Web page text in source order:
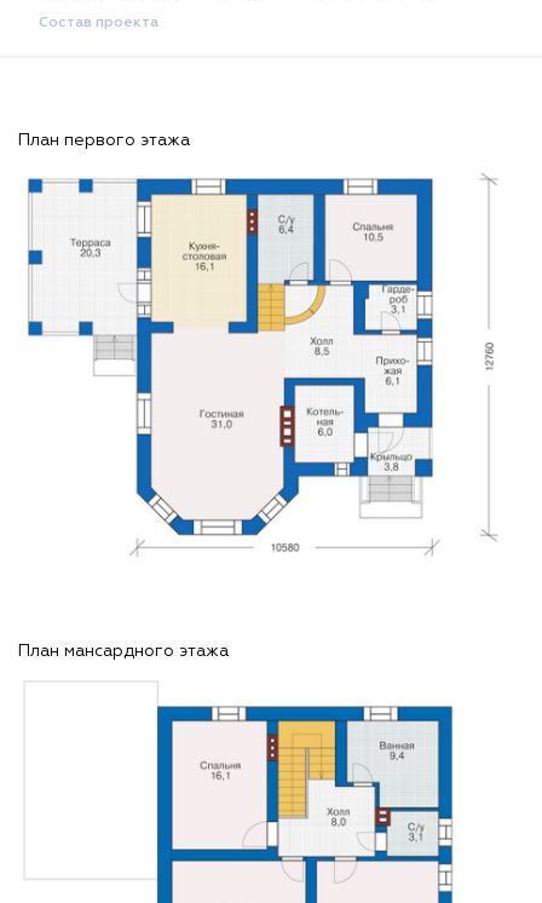
Состав проекта
План первого этажа
План мансардного этажа